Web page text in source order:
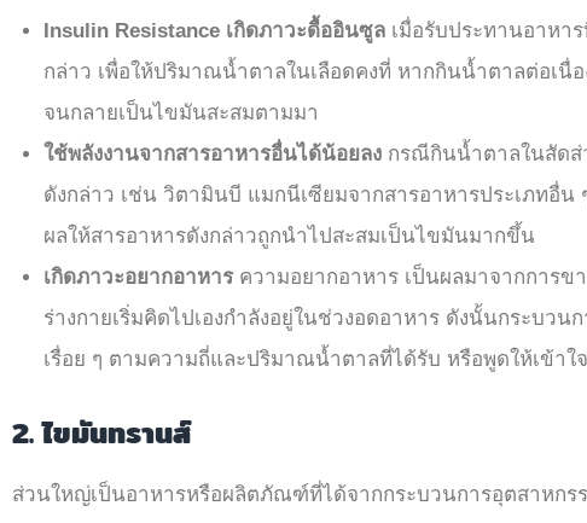
Insulin Resistance เกิดภาวะดื้ออินซูลเมื่อรับประทานอาหา
กล่าว เพื่อให้ปริมาณน้ำตาลในเลือดคงที่ หากกินน้ำตาลต่อเนื่
จนกลายเป็นไขมันสะสมตามมา
ใช้พลังงานจากสารอาหารอื่นได้น้อยลงกรณีกินน้ำตาลในสัดส่ว
ดังกล่าว เช่น วิตามินบี แมกนีเซียมจากสารอาหารประเภทอื่น
ผลให้สารอาหารดังกล่าวถูกนำไปสะสมเป็นไขมันมากขึ้น
เกิดภาวะอยากอาหารความอยากอาหาร เป็นผลมาจากการข
ร่างกายเริ่มคิดไปเองกำลังอยู่ในช่วงอดอาหาร ดังนั้นกระบว
เรื่อย ๆ ตามความถี่และปริมาณน้ำตาลที่ได้รับ หรือพูดให้เข้า
2. ไขมันทรานส์
ส่วนใหญ่เป็นอาหารหรือผลิตภัณฑ์ที่ได้จากกระบวนการอุตสาหกร